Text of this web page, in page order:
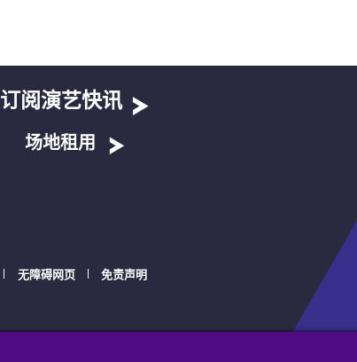
订阅演艺快讯
场地租用
无障碍网页 免责声明